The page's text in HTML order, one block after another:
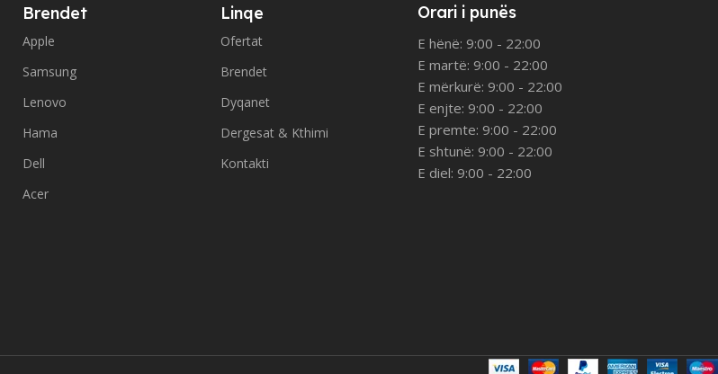
Brendet
Apple
Samsung
Lenovo
Hama
Dell
Acer
Linqe
Ofertat
Brendet
Dyqanet
Dergesat & Kthimi
Kontakti
Orari i punës
E hënë: 9:00 - 22:00
E martë: 9:00 - 22:00
E mërkurë: 9:00 - 22:00
E enjte: 9:00 - 22:00
E premte: 9:00 - 22:00
E shtunë: 9:00 - 22:00
E diel: 9:00 - 22:00